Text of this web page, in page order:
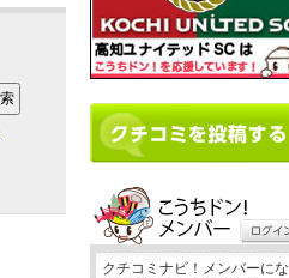
クチコミナビ！メンバーにな